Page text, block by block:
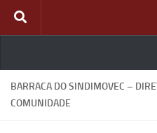
Skip to content
BARRACA DO SINDIMOVEC –
COMUNIDADE